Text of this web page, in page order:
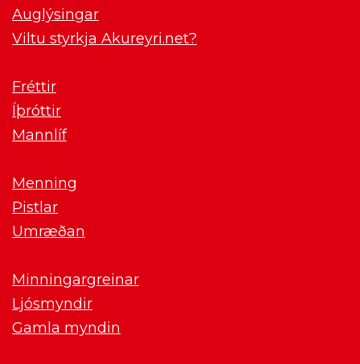
Auglýsingar
Viltu styrkja Akureyri.net?
Fréttir
Íþróttir
Mannlíf
Menning
Pistlar
Umræðan
Minningargreinar
Ljósmyndir
Gamla myndin